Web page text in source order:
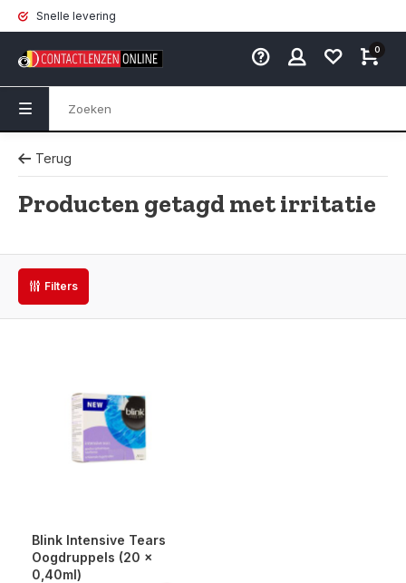
Snelle levering
0
Terug
Producten getagd met irritatie
Filters
Blink Intensive Tears
Oogdruppels (20 x
0,40ml)